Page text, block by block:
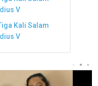
V
Kali Salam
V